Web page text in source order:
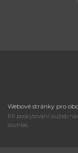
Webové stránky pro
Při poskytování služeb
souhlas.